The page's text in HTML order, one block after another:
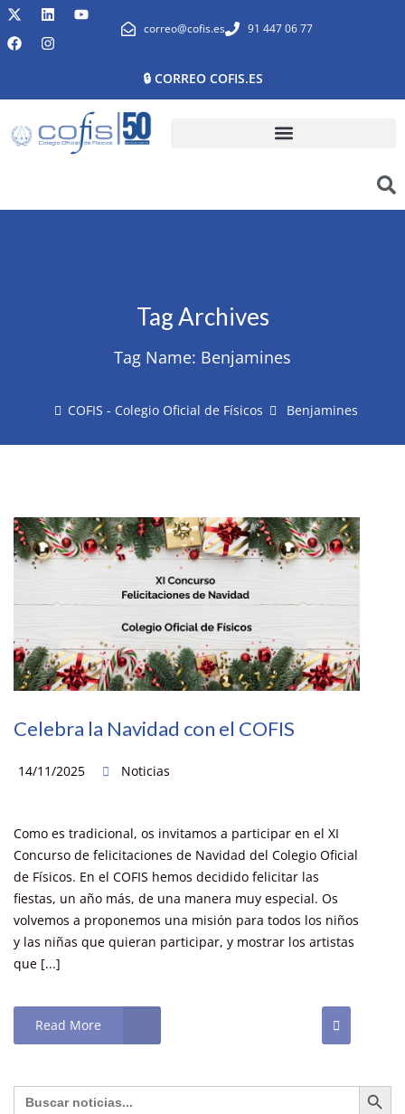
correo@cofis.es 91 447 06 77
🔒 CORREO COFIS.ES
Tag Archives
Tag Name: Benjamines
COFIS - Colegio Oficial de Físicos Benjamines
Celebra la Navidad con el COFIS
14/11/2025 Noticias
Como es tradicional, os invitamos a participar en el XI
Concurso de felicitaciones de Navidad del Colegio Oficial
de Físicos. En el COFIS hemos decidido felicitar las
fiestas, un año más, de una manera muy especial. Os
volvemos a proponemos una misión para todos los niños
y las niñas que quieran participar, y mostrar los artistas
que [...]
Read More
Buscar: Botón de